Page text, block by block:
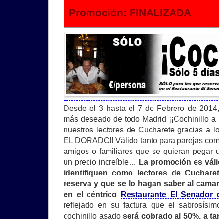
Promoción: FINALIZADA
Desde el 3 hasta el 7 de Febrero de
más deseado de todo Madrid ¡¡Cochinillo
nuestros lectores de Cucharete gracias a
EL DORADO!! Válido tanto para parejas
amigos o familiares que se quieran pegar
un precio increíble… La promoción es
identifiquen como lectores de
reserva y que se lo hagan saber al
en el céntrico
Restaurante El Senador
reflejado en su factura que el
cochinillo asadoserá cobrado al 50%, a